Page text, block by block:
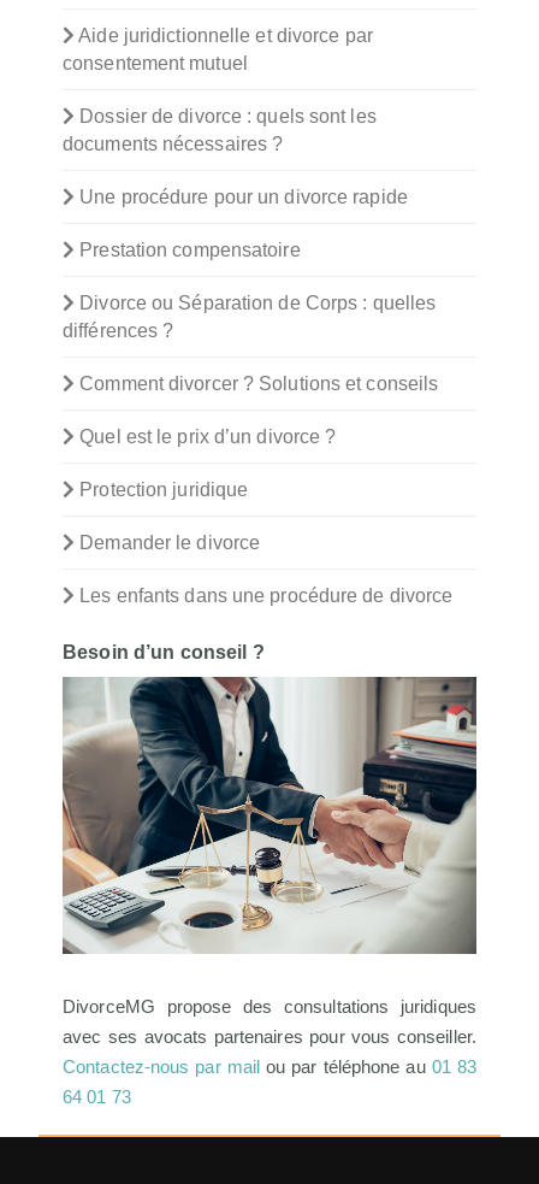
Aide juridictionnelle et divorce par
consentement mutuel
Dossier de divorce : quels sont les
documents nécessaires ?
Une procédure pour un divorce rapide
Prestation compensatoire
Divorce ou Séparation de Corps : quelles
différences ?
Comment divorcer ? Solutions et conseils
Quel est le prix d’un divorce ?
Protection juridique
Demander le divorce
Les enfants dans une procédure de divorce
Besoin d’un conseil ?
DivorceMG propose des consultations juridiques
avec ses avocats partenaires pour vous conseiller.
Contactez-nous par mail ou par téléphone au 01 83
64 01 73